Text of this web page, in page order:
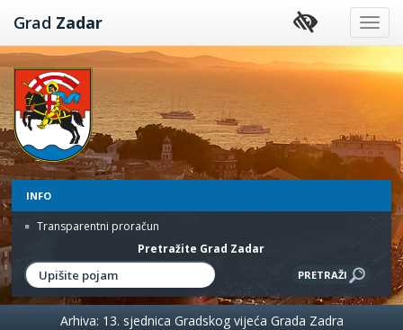
Preskoči
na
sadržaj
Grad Zadar
INFO
Transparentni proračun
Pretražite Grad Zadar
Arhiva: 13. sjednica Gradskog vijeća Grada Zadra